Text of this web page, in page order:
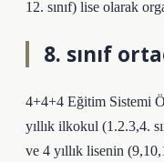
12. sınıf) lise olarak
8. sınıf
4+4+4 Eğitim Sistemi
yıllık ilkokul (1.2.3,4.
ve 4 yıllık lisenin